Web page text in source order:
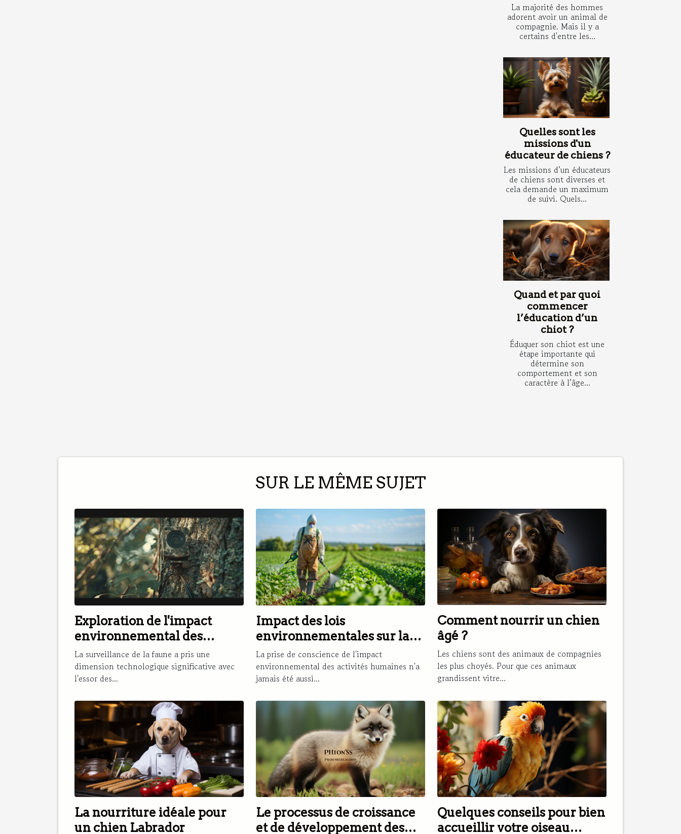
La majorité des hommes
adorent avoir un animal de
compagnie. Mais il y a
certains d'entre les...
Quelles sont les
missions d'un
éducateur de chiens ?
Les missions d’un éducateurs
de chiens sont diverses et
cela demande un maximum
de suivi. Quels...
Quand et par quoi
commencer
l’éducation d’un
chiot ?
Éduquer son chiot est une
étape importante qui
détermine son
comportement et son
caractère à l’âge...
SUR LE MÊME SUJET
Exploration de l'impact
environnemental des
caméras de chasse
La surveillance de la faune a pris une
dimension technologique significative avec
l'essor des...
Impact des lois
environnementales sur la
réduction des pesticides
La prise de conscience de l'impact
environnemental des activités humaines n'a
jamais été aussi...
Comment nourrir un chien
âgé ?
Les chiens sont des animaux de compagnies
les plus choyés. Pour que ces animaux
grandissent vitre...
La nourriture idéale pour
un chien Labrador
Le processus de croissance
et de développement des
Quelques conseils pour bien
accueillir votre oiseau